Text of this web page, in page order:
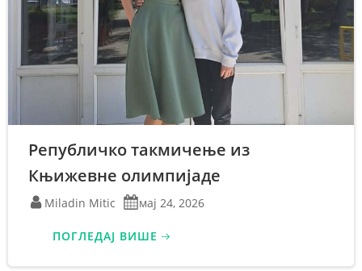
Републичко такмичење из
Књижевне олимпијаде
Miladin Mitic мај 24, 2026
ПОГЛЕДАЈ ВИШЕ